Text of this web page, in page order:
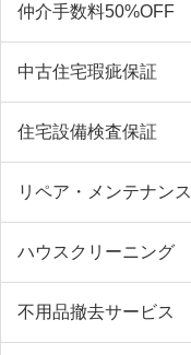
仲介手数料50%OFF
中古住宅瑕疵保証
住宅設備検査保証
リペア・メンテナンス
ハウスクリーニング
不用品撤去サービス